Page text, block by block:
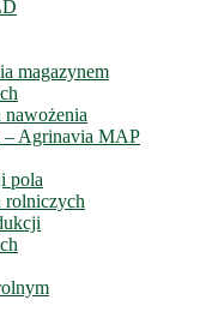
magazynem
– Agrinavia MAP
pola
rolniczych